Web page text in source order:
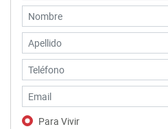
Para Vivir